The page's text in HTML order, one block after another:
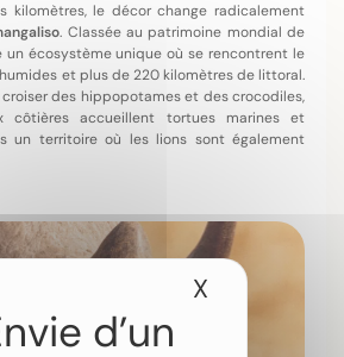
X Masquer
kilomètres, le décor change radicalement
. Classée au patrimoine mondial de
un écosystème unique où se rencontrent le
et plus de 220 kilomètres de littoral.
croiser des hippopotames et des crocodiles,
côtières accueillent tortues marines et
un territoire où les lions sont également